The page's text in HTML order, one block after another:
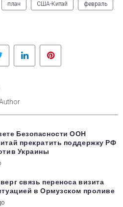
план США-Китай февраль
Twitter LinkedIn
Безопасности ООН
прекратить поддержку РФ
Украины
связь переноса визита
в Ормузском проливе